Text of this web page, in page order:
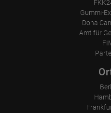
Gummi-
Dona
Amt für